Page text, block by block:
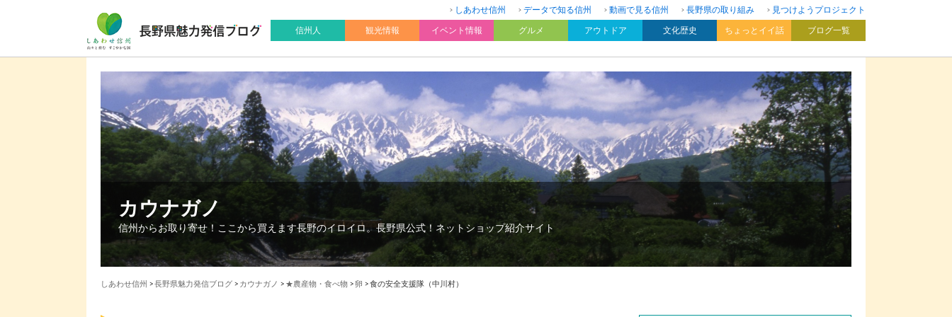
しあわせ信州 データで知る信州 動画で見る信州 長野県の取り組み
見つけようプロジェクト
信州人
観光情報 イベント情報 グルメ アウトドア 文化歴史 ちょっとイイ話 ブログ一覧
カウナガノ
信州からお取り寄せ！ここから買えます長野のイロイロ。長野県公式！ネットショップ紹介サイト
しあわせ信州 >長野県魅力発信ブログ > カウナガノ > ★農産物・食べ物 > 卵 >食の安全支援隊（中川村）